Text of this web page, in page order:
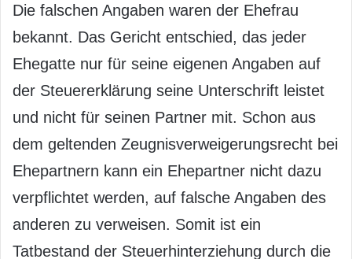
Die falschen Angaben waren der Ehefrau
bekannt. Das Gericht entschied, das jeder
Ehegatte nur für seine eigenen Angaben auf
der Steuererklärung seine Unterschrift leistet
und nicht für seinen Partner mit. Schon aus
dem geltenden Zeugnisverweigerungsrecht bei
Ehepartnern kann ein Ehepartner nicht dazu
verpflichtet werden, auf falsche Angaben des
anderen zu verweisen. Somit ist ein
Tatbestand der Steuerhinterziehung durch die